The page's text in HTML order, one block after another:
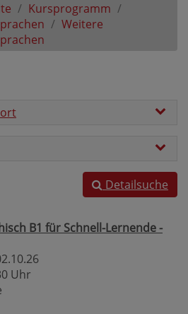
Kursprogramm
Weitere
Detailsuche
B1 für Schnell-Lernende -
Uhr